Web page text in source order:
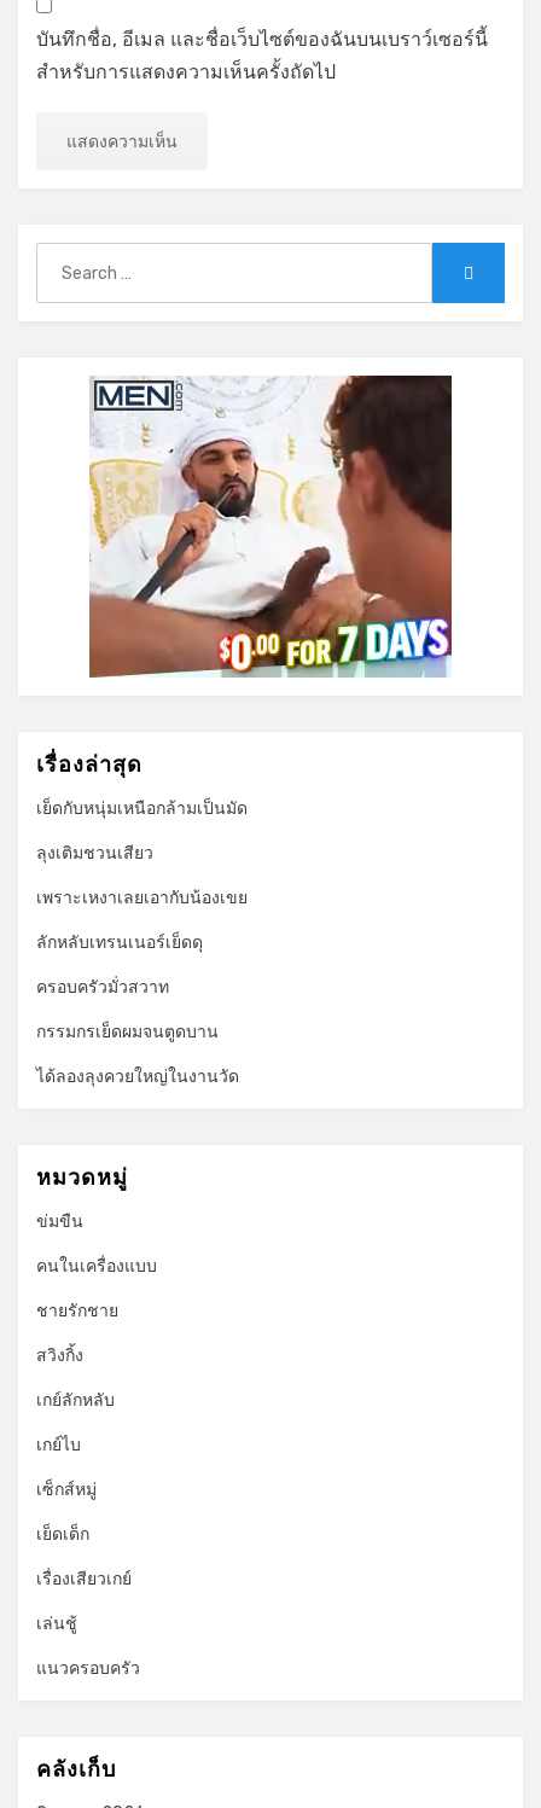
บันทึกชื่อ, อีเมล และชื่อเว็บไซต์ของฉันบนเบราว์เซอร์นี้
สำหรับการแสดงความเห็นครั้งถัดไป
for:
เรื่องล่าสุด
เย็ดกับหนุ่มเหนือกล้ามเป็นมัด
ลุงเติมชวนเสียว
เพราะเหงาเลยเอากับน้องเขย
ลักหลับเทรนเนอร์เย็ดดุ
ครอบครัวมั่วสวาท
กรรมกรเย็ดผมจนตูดบาน
ได้ลองลุงควยใหญ่ในงานวัด
หมวดหมู่
ข่มขืน
คนในเครื่องแบบ
ชายรักชาย
สวิงกิ้ง
เกย์ลักหลับ
เกย์ไบ
เซ็กส์หมู่
เย็ดเด็ก
เรื่องเสียวเกย์
เล่นชู้
แนวครอบครัว
คลังเก็บ